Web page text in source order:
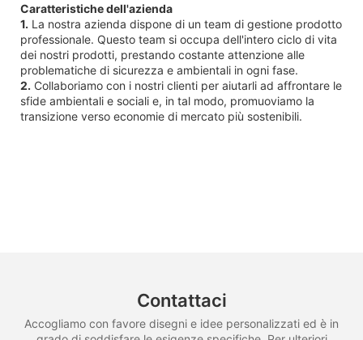
Caratteristiche dell'azienda
1. La nostra azienda dispone di un team di gestione prodotto
professionale. Questo team si occupa dell'intero ciclo di vita
dei nostri prodotti, prestando costante attenzione alle
problematiche di sicurezza e ambientali in ogni fase.
2. Collaboriamo con i nostri clienti per aiutarli ad affrontare le
sfide ambientali e sociali e, in tal modo, promuoviamo la
transizione verso economie di mercato più sostenibili.
Contattaci
Accogliamo con favore disegni e idee personalizzati ed è in